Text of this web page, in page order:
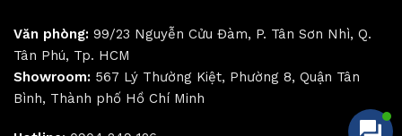
Văn phòng: 99/23 Nguyễn Cửu Đàm, P. Tân Sơn Nhì, Q.
Tân Phú, Tp. HCM
Showroom: 567 Lý Thường Kiệt, Phường 8, Quận Tân
Bình, Thành phố Hồ Chí Minh